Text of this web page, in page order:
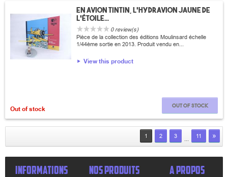
En avion Tintin, L'hydravion jaune de
l'étoile...
0 review(s)
Pièce de la collection des éditions Moulinsard échelle
1/44ème sortie en 2013. Produit vendu en...
View this product
Out of stock Out of stock
1 2 3 ... 11 »
INFORMATIONS NOS PRODUITS A PROPOS